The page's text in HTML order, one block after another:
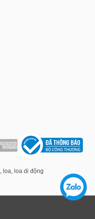
, loa, loa di động